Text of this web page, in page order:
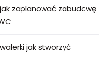
zaplanować zabudowę
jak stworzyć